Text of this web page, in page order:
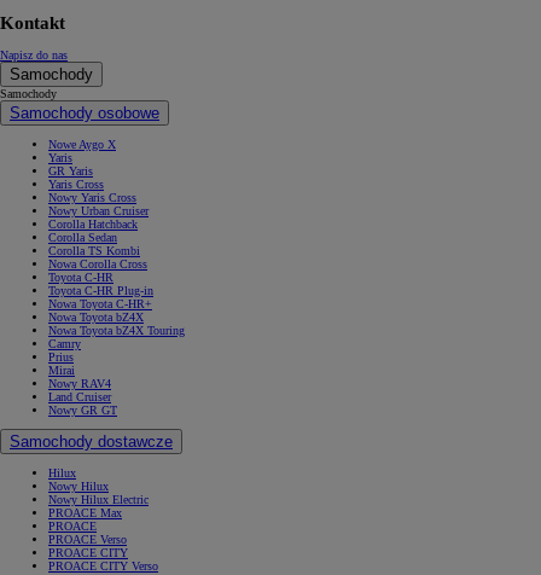
Kontakt
Napisz do nas
Samochody
Samochody
Samochody osobowe
Nowe Aygo X
Yaris
GR Yaris
Yaris Cross
Nowy Yaris Cross
Nowy Urban Cruiser
Corolla Hatchback
Corolla Sedan
Corolla TS Kombi
Nowa Corolla Cross
Toyota C-HR
Toyota C-HR Plug-in
Nowa Toyota C-HR+
Nowa Toyota bZ4X
Nowa Toyota bZ4X Touring
Camry
Prius
Mirai
Nowy RAV4
Land Cruiser
Nowy GR GT
Samochody dostawcze
Hilux
Nowy Hilux
Nowy Hilux Electric
PROACE Max
PROACE
PROACE Verso
PROACE CITY
PROACE CITY Verso